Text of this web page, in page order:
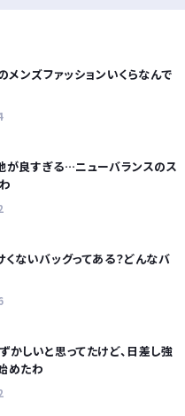
メンズファッションいくらなんで
が良すぎる…ニューバランスのス
くないバッグってある？どんなバ
かしいと思ってたけど、日差し強
めたわ